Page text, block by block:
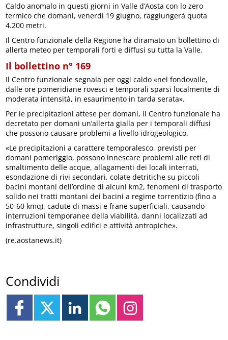
Caldo anomalo in questi giorni in Valle d’Aosta con lo zero
termico che domani, venerdì 19 giugno, raggiungerà quota
4.200 metri.
Il Centro funzionale della Regione ha diramato un bollettino di
allerta meteo per temporali forti e diffusi su tutta la Valle.
Il bollettino n° 169
Il Centro funzionale segnala per oggi caldo «nel fondovalle,
dalle ore pomeridiane rovesci e temporali sparsi localmente di
moderata intensità, in esaurimento in tarda serata».
Per le precipitazioni attese per domani, il Centro funzionale ha
decretato per domani un’allerta gialla per i temporali diffusi
che possono causare problemi a livello idrogeologico.
«Le precipitazioni a carattere temporalesco, previsti per
domani pomeriggio, possono innescare problemi alle reti di
smaltimento delle acque, allagamenti dei locali interrati,
esondazione di rivi secondari, colate detritiche su piccoli
bacini montani dell’ordine di alcuni km2, fenomeni di trasporto
solido nei tratti montani dei bacini a regime torrentizio (fino a
50-60 kmq), cadute di massi e frane superficiali, causando
interruzioni temporanee della viabilità, danni localizzati ad
infrastrutture, singoli edifici e attività antropiche».
(re.aostanews.it)
Condividi